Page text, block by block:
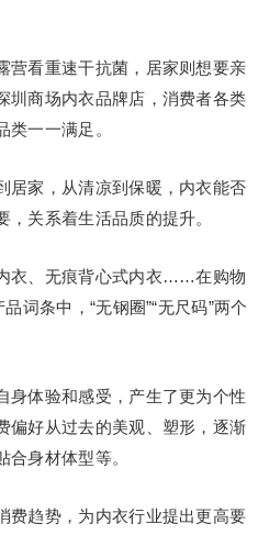
营看重速干抗菌，居家则想要亲
商场内衣品牌店，消费者各类
一一满足。
居家，从清凉到保暖，内衣能否
关系着生活品质的提升。
衣、无痕背心式内衣……在购物
词条中，“无钢圈”“无尺码”两个
身体验和感受，产生了更为个性
偏好从过去的美观、塑形，逐渐
身材体型等。
费趋势，为内衣行业提出更高要